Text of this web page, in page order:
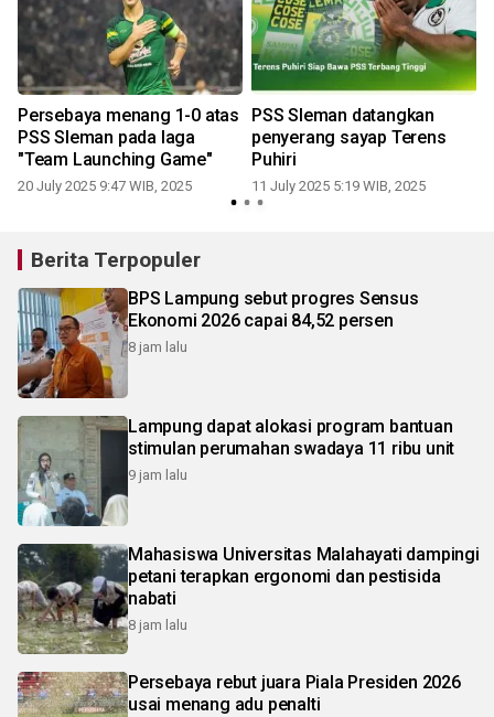
Persebaya menang 1-0 atas
PSS Sleman pada laga
"Team Launching Game"
20 July 2025 9:47 WIB, 2025
PSS Sleman datangkan
penyerang sayap Terens
Puhiri
11 July 2025 5:19 WIB, 2025
Berita Terpopuler
BPS Lampung sebut progres Sensus
Ekonomi 2026 capai 84,52 persen
8 jam lalu
Lampung dapat alokasi program bantuan
stimulan perumahan swadaya 11 ribu unit
9 jam lalu
Mahasiswa Universitas Malahayati dampingi
petani terapkan ergonomi dan pestisida
nabati
8 jam lalu
Persebaya rebut juara Piala Presiden 2026
usai menang adu penalti